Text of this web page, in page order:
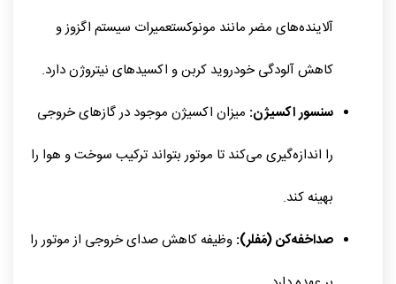
آلاینده‌های مضر مانند مونوکستعمیرات سیستم اگزوز و
کاهش آلودگی خودروید کربن و اکسیدهای نیتروژن دارد.
سنسور اکسیژن: میزان اکسیژن موجود در گازهای خروجی
را اندازه‌گیری می‌کند تا موتور بتواند ترکیب سوخت و هوا را
بهینه کند.
صداخفه‌کن (مَفلر): وظیفه کاهش صدای خروجی از موتور را